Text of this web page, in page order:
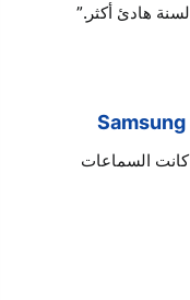
هادئ أكثر.”
كانت السماعات